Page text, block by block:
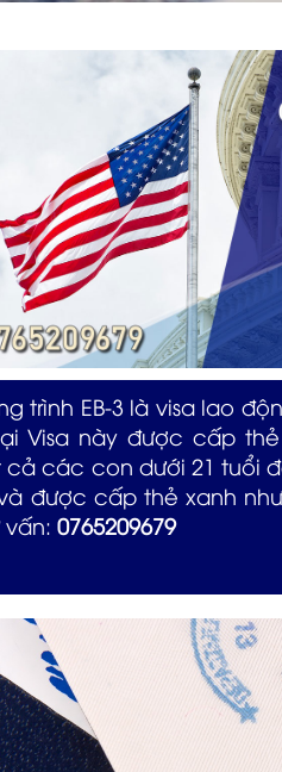
trình EB-3 là visa lao
Visa này được cấp
cả các con dưới 21 tuổi
được cấp thẻ xanh
vấn: 0765209679